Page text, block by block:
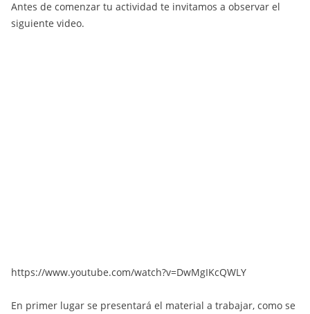
Antes de comenzar tu actividad te invitamos a observar el
siguiente video.
https://www.youtube.com/watch?v=DwMgIKcQWLY
En primer lugar se presentará el material a trabajar, como se